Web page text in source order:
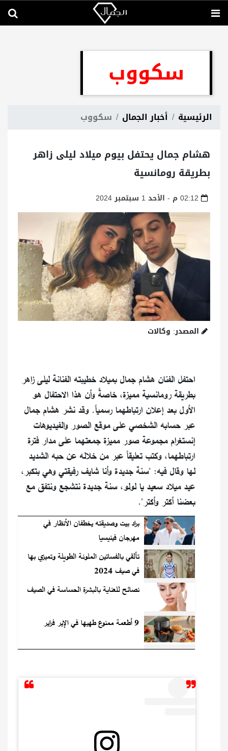
سكووب
الرئيسية أخبار الجمال سكووب
هشام جمال يحتفل بيوم ميلاد ليلى زاهر
بطريقة رومانسية
المصدر: وكالات
احتفل الفنان هشام جمال بميلاد خطيبته الفنانة ليلى زاهر
بطريقة رومانسية مميزة، خاصةً وأن هذا الاحتفال هو
الأول بعد إعلان ارتباطهما رسمياً. وقد نشر هشام جمال
عبر حسابه الشخصي على موقع الصور والفيديوهات
إنستغرام مجموعة صور مميزة جمعتهما على مدار فترة
ارتباطهما، وكتب تعليقاً عبر من خلاله عن حبه الشديد
لها وقال فيه: "سنة جديدة وأنا شايف رفيقتي وهي بتكبر،
عيد ميلاد سعيد يا لولو، سنة جديدة نتشجع ونتفق مع
بعضنا أكتر وأكتر".
براد بيت وصديقته يخطفان الأنظار في
مهرجان فينيسيا
تألقي بالفساتين الملونة الطويلة وتميزي بها
في صيف 2024
نصائح للعناية بالبشرة الحساسة في الصيف
9 أطعمة ممنوع طهيها في الإير فراير